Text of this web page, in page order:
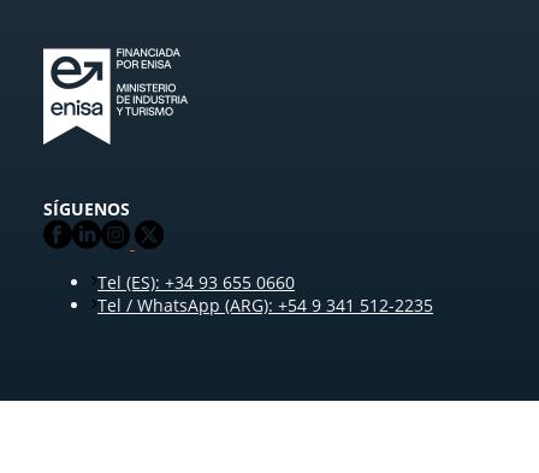
SÍGUENOS
Tel (ES): +34 93 655 0660
Tel / WhatsApp (ARG): +54 9 341 512-2235